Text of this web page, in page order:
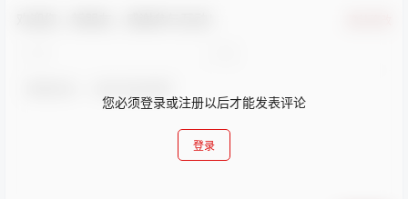
您必须登录或注册以后才能发表评论
登录